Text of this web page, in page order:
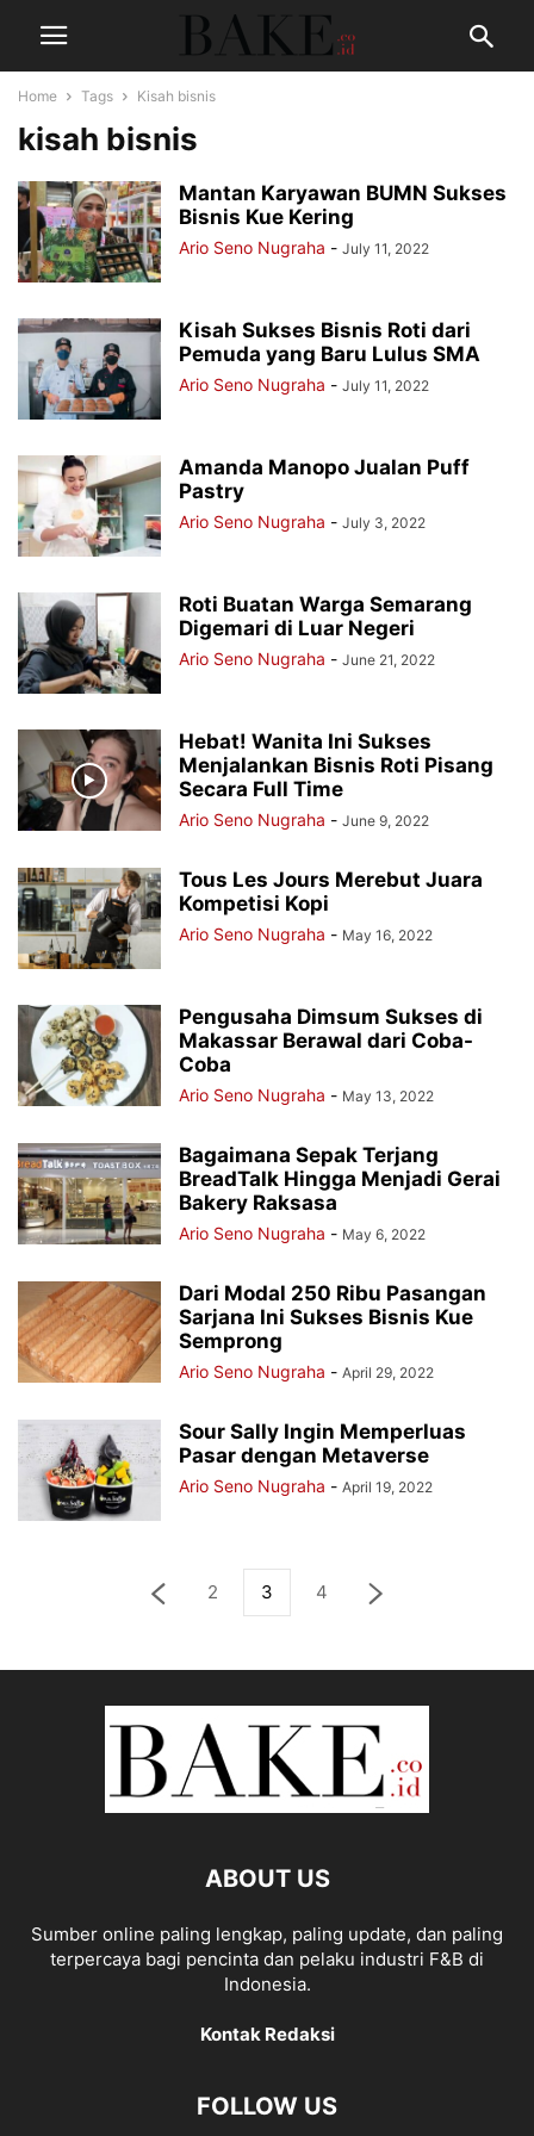
Home Tags Kisah bisnis
kisah bisnis
Mantan Karyawan BUMN Sukses
Bisnis Kue Kering
Ario Seno Nugraha - July 11, 2022
Kisah Sukses Bisnis Roti dari
Pemuda yang Baru Lulus SMA
Ario Seno Nugraha - July 11, 2022
Amanda Manopo Jualan Puff
Pastry
Ario Seno Nugraha - July 3, 2022
Roti Buatan Warga Semarang
Digemari di Luar Negeri
Ario Seno Nugraha - June 21, 2022
Hebat! Wanita Ini Sukses
Menjalankan Bisnis Roti Pisang
Secara Full Time
Ario Seno Nugraha - June 9, 2022
Tous Les Jours Merebut Juara
Kompetisi Kopi
Ario Seno Nugraha - May 16, 2022
Pengusaha Dimsum Sukses di
Makassar Berawal dari Coba-
Coba
Ario Seno Nugraha - May 13, 2022
Bagaimana Sepak Terjang
BreadTalk Hingga Menjadi Gerai
Bakery Raksasa
Ario Seno Nugraha - May 6, 2022
Dari Modal 250 Ribu Pasangan
Sarjana Ini Sukses Bisnis Kue
Semprong
Ario Seno Nugraha - April 29, 2022
Sour Sally Ingin Memperluas
Pasar dengan Metaverse
Ario Seno Nugraha - April 19, 2022
2 3 4
ABOUT US
Sumber online paling lengkap, paling update, dan paling
terpercaya bagi pencinta dan pelaku industri F&B di
Indonesia.
Kontak Redaksi
FOLLOW US